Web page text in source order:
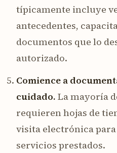
típicamente incluye
antecedentes,
documentos que lo
autorizado.
Comience a
cuidado. La mayoría
requieren hojas de
visita electrónica
servicios prestados.